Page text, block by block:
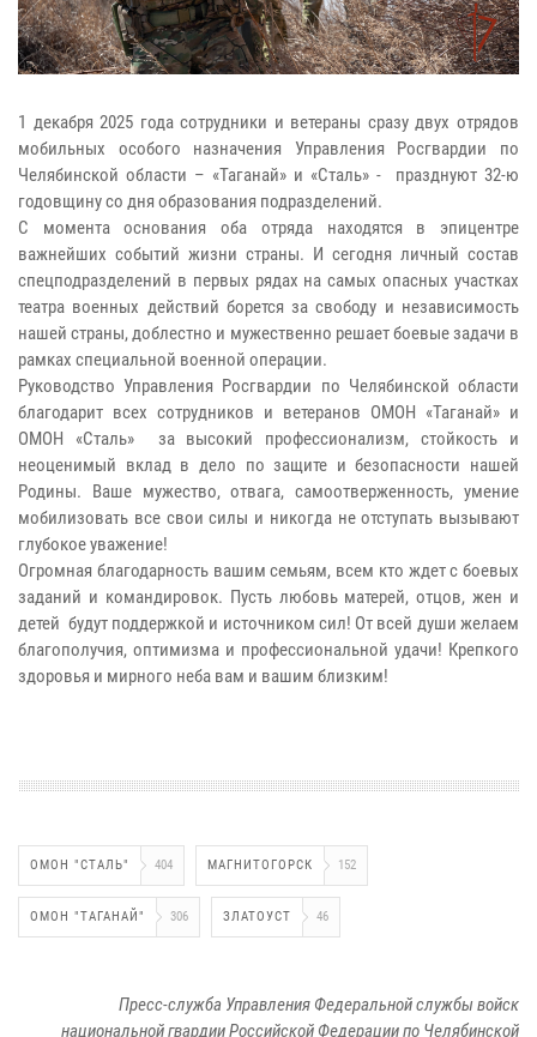
1 декабря 2025 года сотрудники и ветераны сразу двух отрядов
мобильных особого назначения Управления Росгвардии по
Челябинской области – «Таганай» и «Сталь» - празднуют 32-ю
годовщину со дня образования подразделений.
С момента основания оба отряда находятся в эпицентре
важнейших событий жизни страны. И сегодня личный состав
спецподразделений в первых рядах на самых опасных участках
театра военных действий борется за свободу и независимость
нашей страны, доблестно и мужественно решает боевые задачи в
рамках специальной военной операции.
Руководство Управления Росгвардии по Челябинской области
благодарит всех сотрудников и ветеранов ОМОН «Таганай» и
ОМОН «Сталь» за высокий профессионализм, стойкость и
неоценимый вклад в дело по защите и безопасности нашей
Родины. Ваше мужество, отвага, самоотверженность, умение
мобилизовать все свои силы и никогда не отступать вызывают
глубокое уважение!
Огромная благодарность вашим семьям, всем кто ждет с боевых
заданий и командировок. Пусть любовь матерей, отцов, жен и
детей будут поддержкой и источником сил! От всей души желаем
благополучия, оптимизма и профессиональной удачи! Крепкого
здоровья и мирного неба вам и вашим близким!
ОМОН "СТАЛЬ" 404 МАГНИТОГОРСК 152
ОМОН "ТАГАНАЙ" 306 ЗЛАТОУСТ 46
Пресс-служба Управления Федеральной службы войск
национальной гвардии Российской Федерации по Челябинской